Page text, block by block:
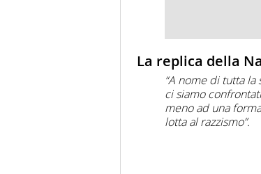
La replica della
“A nome di tutta
ci siamo
meno ad una
lotta al razzismo”.